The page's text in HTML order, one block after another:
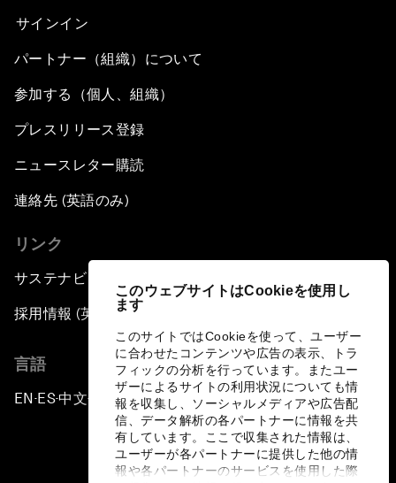
このウェブサイトはCookieを使用し
ます
このサイトではCookieを使って、ユーザー
に合わせたコンテンツや広告の表示、トラ
フィックの分析を行っています。またユー
ザーによるサイトの利用状況についても情
報を収集し、ソーシャルメディアや広告配
信、データ解析の各パートナーに情報を共
有しています。ここで収集された情報は、
ユーザーが各パートナーに提供した他の情
報や各パートナーのサービスを使用した際
サインイン
パートナー（組織）について
参加する（個人、組織）
プレスリリース登録
ニュースレター購読
連絡先 (英語のみ)
リンク
サステナビリティへの取り組み
採用情報 (英語のみ)
言語
EN ▪ ES▪中文▪ 日本語